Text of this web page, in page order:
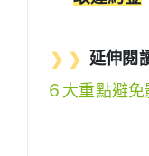
❯ ❯ 延伸閱
６大重點避免